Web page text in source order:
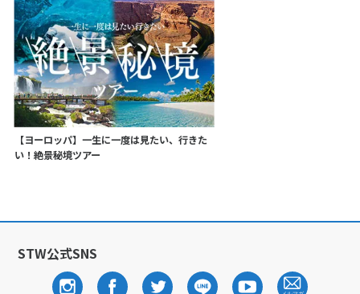
【ヨーロッパ】一生に一度は見たい、行きた
い！絶景秘境ツアー
STW公式SNS